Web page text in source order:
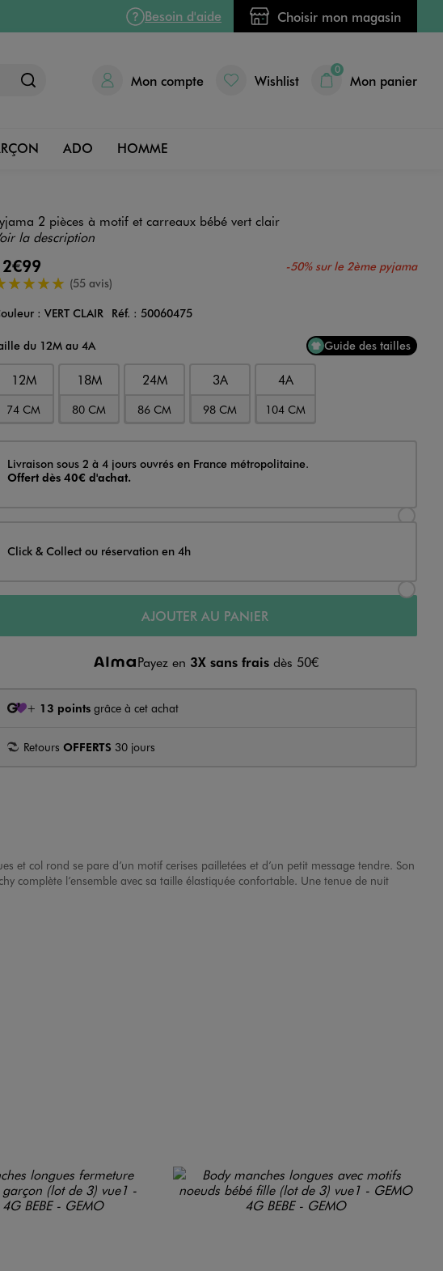
Besoin d'aide Choisir mon magasin
Mon compte Wishlist
0
Mon panier
ADO HOMME
2 pièces à motif et carreaux bébé vert clair
la description
-50% sur le 2ème pyjama
5 de moyenne(55 avis)
: VERT CLAIR Réf. : 50060475
du 12M au 4A
Guide des tailles
12M
74 CM
18M
80 CM
24M
86 CM
3A
98 CM
4A
104 CM
Livraison
Livraison sous 2 à 4 jours ouvrés en France métropolitaine.
Offert dès 40€ d'achat.
Click & Collect ou réservation en 4h
AJOUTER AU PANIER
Payez en 3X sans fraisdès 50€
+ 13 pointsgrâce à cet achat
Retours OFFERTS 30 jours
col rond se pare d’un motif cerises pailletées et d’un petit message tendre. Son
complète l’ensemble avec sa taille élastiquée confortable. Une tenue de nuit